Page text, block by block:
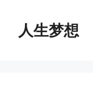
content人生梦想